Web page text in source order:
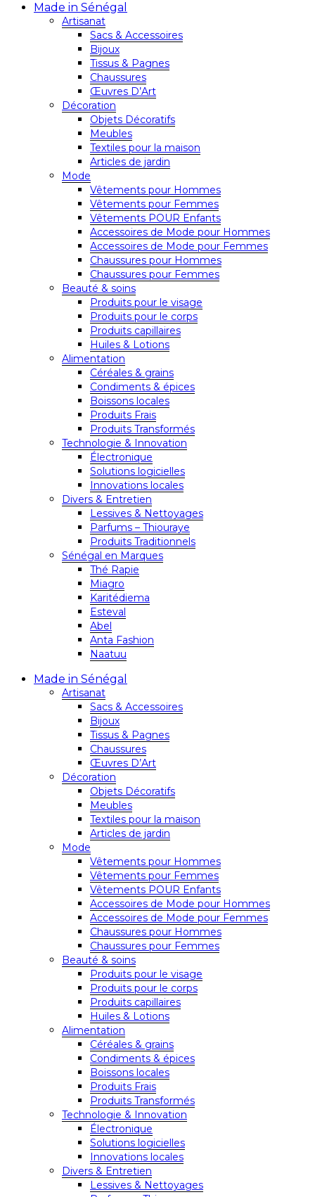
Made in Sénégal
Artisanat
Sacs & Accessoires
Bijoux
Tissus & Pagnes
Chaussures
Œuvres D’Art
Décoration
Objets Décoratifs
Meubles
Textiles pour la maison
Articles de jardin
Mode
Vêtements pour Hommes
Vêtements pour Femmes
Vêtements POUR Enfants
Accessoires de Mode pour Hommes
Accessoires de Mode pour Femmes
Chaussures pour Hommes
Chaussures pour Femmes
Beauté & soins
Produits pour le visage
Produits pour le corps
Produits capillaires
Huiles & Lotions
Alimentation
Céréales & grains
Condiments & épices
Boissons locales
Produits Frais
Produits Transformés
Technologie & Innovation
Électronique
Solutions logicielles
Innovations locales
Divers & Entretien
Lessives & Nettoyages
Parfums – Thiouraye
Produits Traditionnels
Sénégal en Marques
Thé Rapie
Miagro
Karitédiema
Esteval
Abel
Anta Fashion
Naatuu
Made in Sénégal
Artisanat
Sacs & Accessoires
Bijoux
Tissus & Pagnes
Chaussures
Œuvres D’Art
Décoration
Objets Décoratifs
Meubles
Textiles pour la maison
Articles de jardin
Mode
Vêtements pour Hommes
Vêtements pour Femmes
Vêtements POUR Enfants
Accessoires de Mode pour Hommes
Accessoires de Mode pour Femmes
Chaussures pour Hommes
Chaussures pour Femmes
Beauté & soins
Produits pour le visage
Produits pour le corps
Produits capillaires
Huiles & Lotions
Alimentation
Céréales & grains
Condiments & épices
Boissons locales
Produits Frais
Produits Transformés
Technologie & Innovation
Électronique
Solutions logicielles
Innovations locales
Divers & Entretien
Lessives & Nettoyages